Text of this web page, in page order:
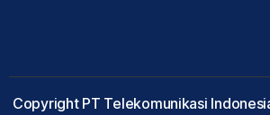
Copyright PT Telekomunikasi